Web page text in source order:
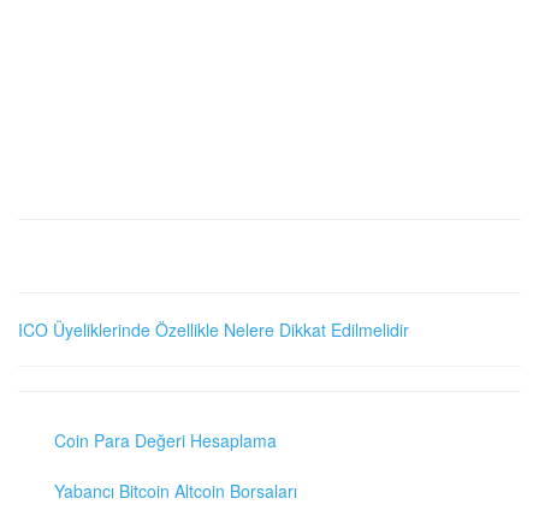
ICO Üyeliklerinde Özellikle Nelere Dikkat Edilmelidir
Coin Para Değeri Hesaplama
Yabancı Bitcoin Altcoin Borsaları